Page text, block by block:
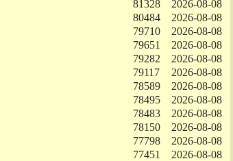
81328
2026-08-08
80484
2026-08-08
79710
2026-08-08
79651
2026-08-08
79282
2026-08-08
79117
2026-08-08
78589
2026-08-08
78495
2026-08-08
78483
2026-08-08
78150
2026-08-08
77798
2026-08-08
77451
2026-08-08